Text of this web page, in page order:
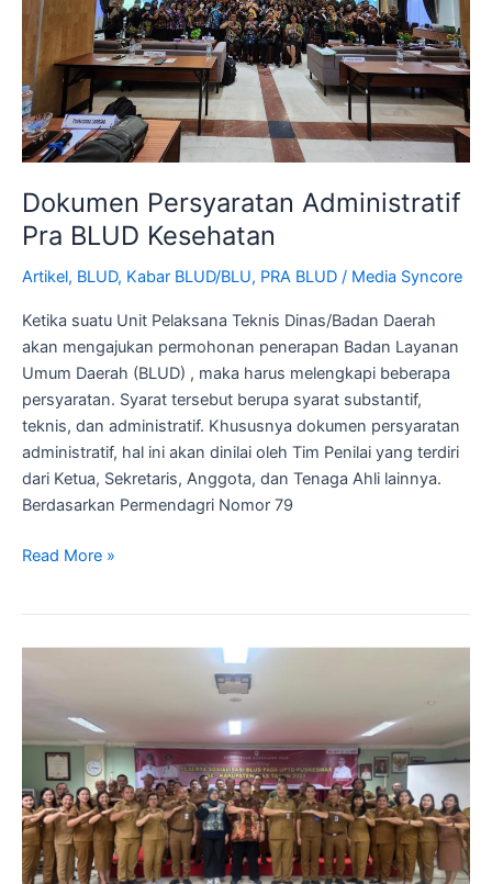
Dokumen Persyaratan Administratif
Pra BLUD Kesehatan
Artikel, BLUD, Kabar BLUD/BLU, PRA BLUD / Media Syncore
Ketika suatu Unit Pelaksana Teknis Dinas/Badan Daerah
akan mengajukan permohonan penerapan Badan Layanan
Umum Daerah (BLUD) , maka harus melengkapi beberapa
persyaratan. Syarat tersebut berupa syarat substantif,
teknis, dan administratif. Khususnya dokumen persyaratan
administratif, hal ini akan dinilai oleh Tim Penilai yang terdiri
dari Ketua, Sekretaris, Anggota, dan Tenaga Ahli lainnya.
Berdasarkan Permendagri Nomor 79
Read More »
Puskesmas
Nias